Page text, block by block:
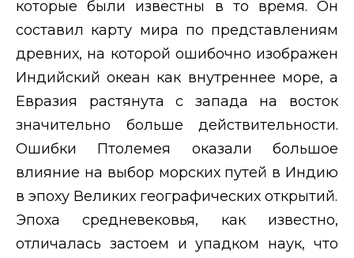
которые были известны в то время. Он
составил карту мира по представлениям
древних, на которой ошибочно изображен
Индийский океан как внутреннее море, а
Евразия растянута с запада на восток
значительно больше действительности.
Ошибки Птолемея оказали большое
влияние на выбор морских путей в Индию
в эпоху Великих географических открытий.
Эпоха средневековья, как известно,
отличалась застоем и упадком наук, что